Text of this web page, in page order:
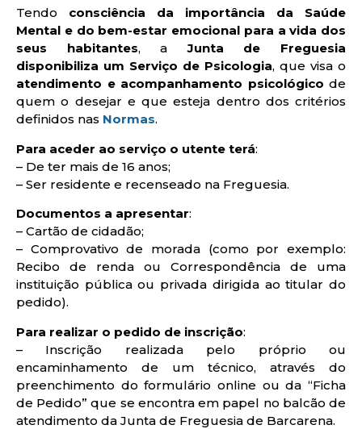
Tendo consciência da importância da Saúde
Mental e do bem-estar emocional para a vida dos
seus habitantes, aJunta de Freguesia
disponibiliza um Serviço de Psicologia, que visa o
atendimento e acompanhamento psicológico de
quem o desejar e que esteja dentro dos critérios
definidos nas Normas.
Para aceder ao serviço o utente terá:
– De ter mais de 16 anos;
– Ser residente e recenseado na Freguesia.
Documentos a apresentar:
– Cartão de cidadão;
– Comprovativo de morada (como por exemplo:
Recibo de renda ou Correspondência de uma
instituição pública ou privada dirigida ao titular do
pedido).
Para realizar o pedido de inscrição:
– Inscrição realizada pelo próprio ou
encaminhamento de um técnico, através do
preenchimento do formulário online ou da “Ficha
de Pedido” que se encontra em papel no balcão de
atendimento da Junta de Freguesia de Barcarena.